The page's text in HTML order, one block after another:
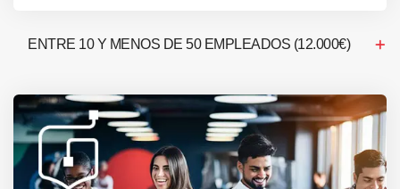
ENTRE 10 Y MENOS DE 50 EMPLEADOS (12.000€)